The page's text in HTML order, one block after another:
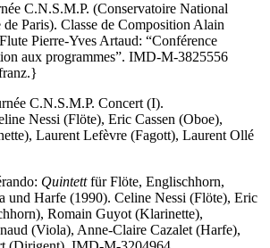
C.N.S.M.P. (Conservatoire National
Paris). Classe de Composition Alain
Pierre-Yves Artaud: “Conférence
aux programmes”. IMD-M-3825556
C.N.S.M.P. Concert (I).
Nessi (Flöte), Eric Cassen (Oboe),
Laurent Lefèvre (Fagott), Laurent Ollé
Quintettfür Flöte, Englischhorn,
und Harfe (1990). Celine Nessi (Flöte), Eric
Romain Guyot (Klarinette),
(Viola), Anne-Claire Cazalet (Harfe),